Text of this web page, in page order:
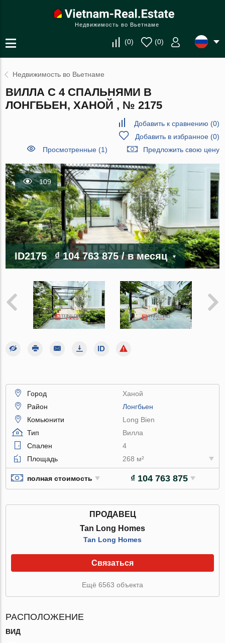
Недвижимость во Вьетнаме
(0) (0)
Недвижимость во Вьетнаме
ВИЛЛА С 4 СПАЛЬНЯМИ В
ЛОНГБЬЕН, ХАНОЙ , № 2175
Добавить к сравнению (0)
Добавить в избранное(0)
Просмотренные (1)
Предложить свою цену
109
ID2175 ₫ 104 763 875/ в месяц
Город
Ханой
Район
Лонгбьен
Комьюнити
Long Bien
Тип
Вилла
Спален
4
Площадь
268 м²
полная стоимость ₫ 104 763 875
ПРОДАВЕЦ
Tan Long Homes
Tan Long Homes
Связаться
Ещё 6563 объекта
РАСПОЛОЖЕНИЕ
ВИД